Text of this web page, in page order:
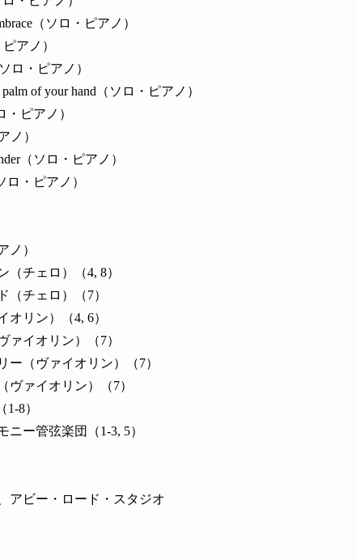
（ソロ・ピアノ）
アノ）
ロ・ピアノ）
palm of your hand（ソロ・ピアノ）
・ピアノ）
ノ）
（ソロ・ピアノ）
ロ・ピアノ）
ノ）
（チェロ）（4, 8）
（チェロ）（7）
オリン）（4, 6）
ァイオリン）（7）
ー（ヴァイオリン）（7）
ヴァイオリン）（7）
1-8）
ニー管弦楽団（1-3, 5）
アビー・ロード・スタジオ